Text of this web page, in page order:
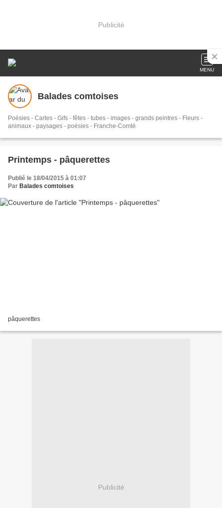
Publicité
MENU
Balades comtoises
Poésies - Cartes - Gifs - fêtes - tubes - images - grands peintres - Fleurs -
animaux - paysages - poésies - Franche-Comté
Printemps - pâquerettes
Publié le 18/04/2015 à 01:07
Par Balades comtoises
pâquerettes
Publicité